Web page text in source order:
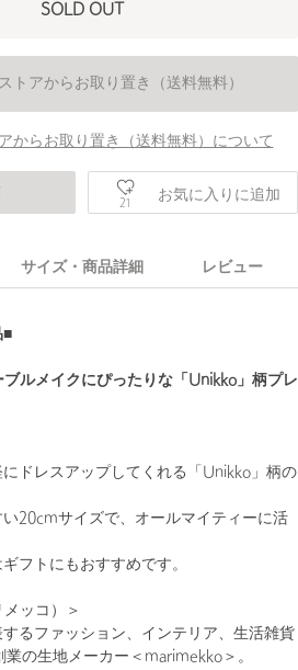
SOLD OUT
トアからお取り置き（送料無料）
からお取り置き（送料無料）について
21 お気に入りに追加
サイズ・商品詳細 レビュー
■
ルメイクにぴったりな「Unikko」柄プレ
ドレスアップしてくれる「Unikko」柄の
20cmサイズで、オールマイティーに活
フトにもおすすめです。
ッコ）＞
るファッション、インテリア、生活雑貨
の生地メーカー＜marimekko＞。